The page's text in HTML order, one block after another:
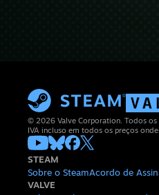
© 2026 Valve Corporation. Todos os
IVA incluso em todos os preços
STEAM
Sobre o SteamAcordo de
VALVE